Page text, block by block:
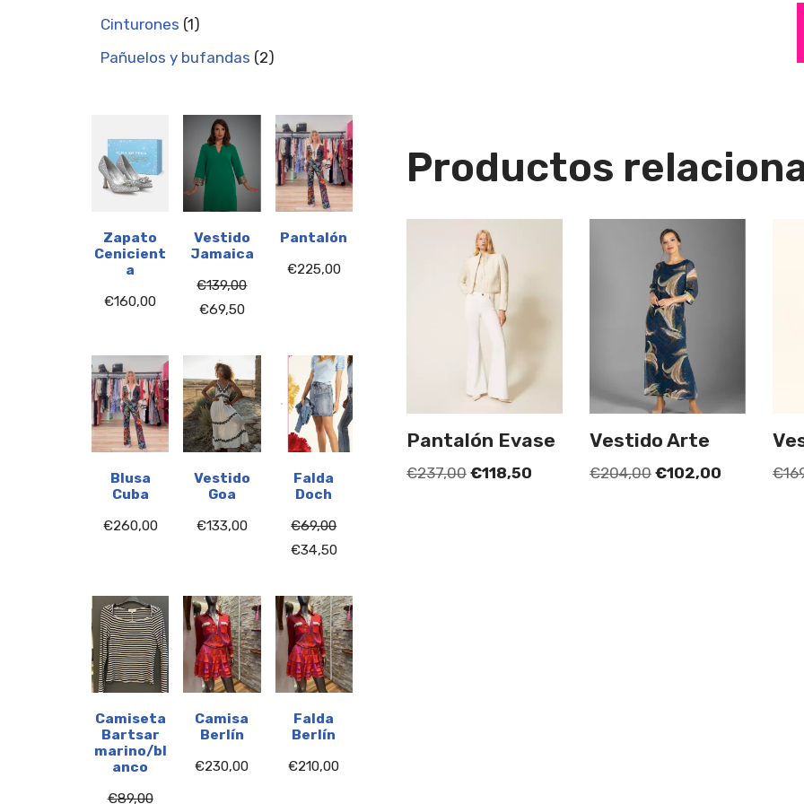
Cinturones 1
Pañuelos y bufandas 2
Zapato
Cenicient
a
€160,00
Vestido
Jamaica
€139,00
€69,50
Pantalón
€225,00
Blusa
Cuba
€260,00
Vestido
Goa
€133,00
Falda
Doch
€69,00
€34,50
Camiseta
Bartsar
marino/bl
anco
€89,00
Camisa
Berlín
€230,00
Falda
Berlín
€210,00
Productos
Pantalón Evase
€237,00 €118,50
Vestido Arte
€204,00 €102,00 €